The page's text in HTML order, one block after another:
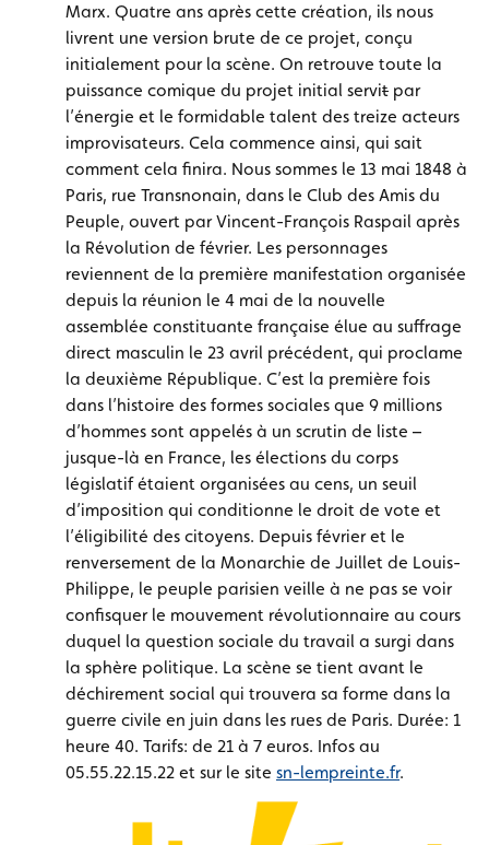
Marx. Quatre ans après cette création, ils nous
livrent une version brute de ce projet, conçu
initialement pour la scène. On retrouve toute la
puissance comique du projet initial servit par
l’énergie et le formidable talent des treize acteurs
improvisateurs. Cela commence ainsi, qui sait
comment cela finira. Nous sommes le 13 mai 1848 à
Paris, rue Transnonain, dans le Club des Amis du
Peuple, ouvert par Vincent-François Raspail après
la Révolution de février. Les personnages
reviennent de la première manifestation organisée
depuis la réunion le 4 mai de la nouvelle
assemblée constituante française élue au suffrage
direct masculin le 23 avril précédent, qui proclame
la deuxième République. C’est la première fois
dans l’histoire des formes sociales que 9 millions
d’hommes sont appelés à un scrutin de liste –
jusque-là en France, les élections du corps
législatif étaient organisées au cens, un seuil
d’imposition qui conditionne le droit de vote et
l’éligibilité des citoyens. Depuis février et le
renversement de la Monarchie de Juillet de Louis-
Philippe, le peuple parisien veille à ne pas se voir
confisquer le mouvement révolutionnaire au cours
duquel la question sociale du travail a surgi dans
la sphère politique. La scène se tient avant le
déchirement social qui trouvera sa forme dans la
guerre civile en juin dans les rues de Paris. Durée: 1
heure 40. Tarifs: de 21 à 7 euros. Infos au
05.55.22.15.22 et sur le site sn-lempreinte.fr.